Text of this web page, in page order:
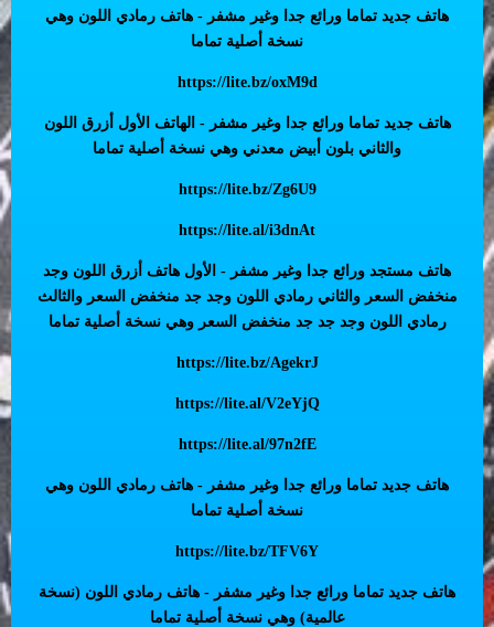
هاتف جديد تماما ورائع جدا وغير مشفر - هاتف رمادي اللون وهي
نسخة أصلية تماما
https://lite.bz/oxM9d
هاتف جديد تماما ورائع جدا وغير مشفر - الهاتف الأول أزرق اللون
والثاني بلون أبيض معدني وهي نسخة أصلية تماما
https://lite.bz/Zg6U9
https://lite.al/i3dnAt
هاتف مستجد ورائع جدا وغير مشفر - الأول هاتف أزرق اللون وجد
منخفض السعر والثاني رمادي اللون وجد جد منخفض السعر والثالث
رمادي اللون وجد جد جد منخفض السعر وهي نسخة أصلية تماما
https://lite.bz/AgekrJ
https://lite.al/V2eYjQ
https://lite.al/97n2fE
هاتف جديد تماما ورائع جدا وغير مشفر - هاتف رمادي اللون وهي
نسخة أصلية تماما
https://lite.bz/TFV6Y
هاتف جديد تماما ورائع جدا وغير مشفر - هاتف رمادي اللون (نسخة
عالمية) وهي نسخة أصلية تماما